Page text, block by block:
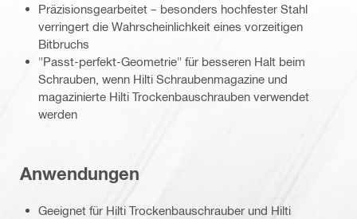
Präzisionsgearbeitet – besonders hochfester Stahl
verringert die Wahrscheinlichkeit eines vorzeitigen
Bitbruchs
"Passt-perfekt-Geometrie" für besseren Halt beim
Schrauben, wenn Hilti Schraubenmagazine und
magazinierte Hilti Trockenbauschrauben verwendet
werden
Anwendungen
Geeignet für Hilti Trockenbauschrauber und Hilti